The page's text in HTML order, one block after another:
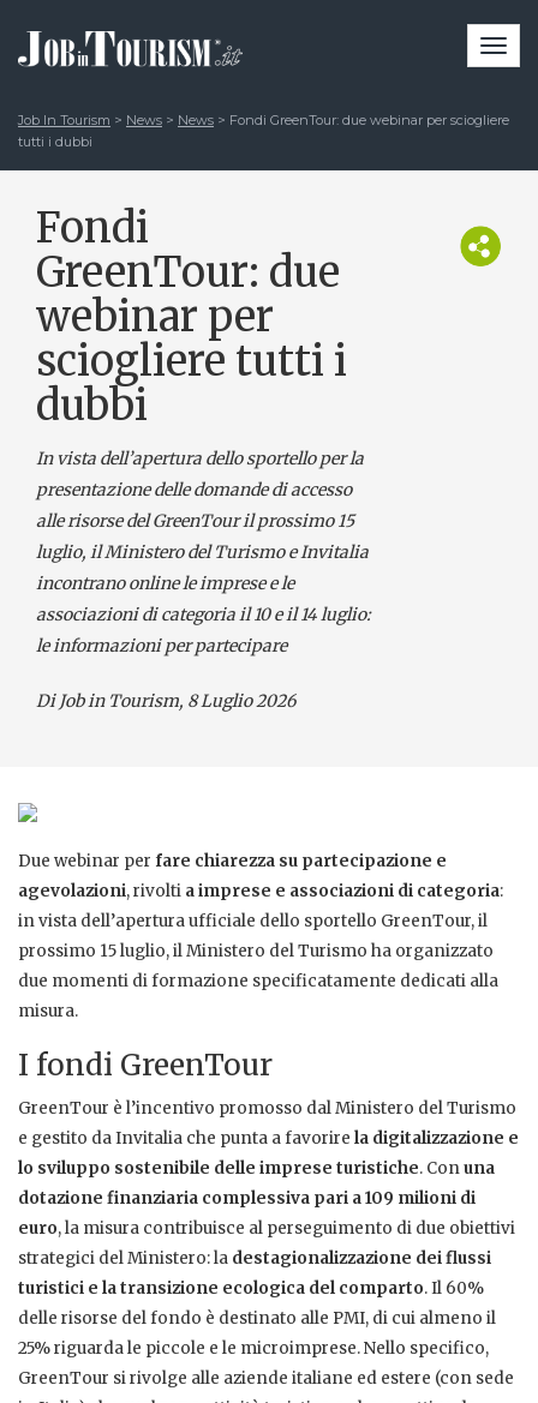
Job In Tourism > News > News > Fondi GreenTour: due webinar per sciogliere
tutti i dubbi
Fondi
GreenTour: due
webinar per
sciogliere tutti i
dubbi
In vista dell’apertura dello sportello per la
presentazione delle domande di accesso
alle risorse del GreenTour il prossimo 15
luglio, il Ministero del Turismo e Invitalia
incontrano online le imprese e le
associazioni di categoria il 10 e il 14 luglio:
le informazioni per partecipare
Di Job in Tourism, 8 Luglio 2026
Due webinar per fare chiarezza su partecipazione e
agevolazioni, rivolti a imprese e associazioni di categoria:
in vista dell’apertura ufficiale dello sportello GreenTour, il
prossimo 15 luglio, il Ministero del Turismo ha organizzato
due momenti di formazione specificatamente dedicati alla
misura.
I fondi GreenTour
GreenTour è l’incentivo promosso dal Ministero del Turismo
e gestito da Invitalia che punta a favorire la digitalizzazione e
lo sviluppo sostenibile delle imprese turistiche. Conuna
dotazione finanziaria complessiva pari a 109 milioni di
euro, la misura contribuisce al perseguimento di due obiettivi
strategici del Ministero: la destagionalizzazione dei flussi
turistici e la transizione ecologica del comparto. Il 60%
delle risorse del fondo è destinato alle PMI, di cui almeno il
25% riguarda le piccole e le microimprese. Nello specifico,
GreenTour si rivolge alle aziende italiane ed estere (con sede